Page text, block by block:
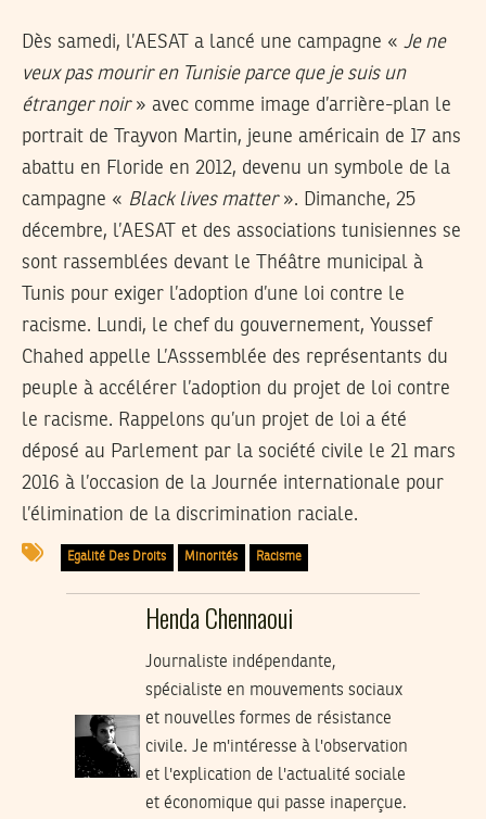
Dès samedi, l’AESAT a lancé une campagne « Je ne
veux pas mourir en Tunisie parce que je suis un
étranger noir» avec comme image d’arrière-plan le
portrait de Trayvon Martin, jeune américain de 17 ans
abattu en Floride en 2012, devenu un symbole de la
campagne « Black lives matter». Dimanche, 25
décembre, l’AESAT et des associations tunisiennes se
sont rassemblées devant le Théâtre municipal à
Tunis pour exiger l’adoption d’une loi contre le
racisme. Lundi, le chef du gouvernement, Youssef
Chahed appelle L’Asssemblée des représentants du
peuple à accélérer l’adoption du projet de loi contre
le racisme. Rappelons qu’un projet de loi a été
déposé au Parlement par la société civile le 21 mars
2016 à l’occasion de la Journée internationale pour
l’élimination de la discrimination raciale.
Egalité Des Droits Minorités Racisme
Henda Chennaoui
Journaliste indépendante,
spécialiste en mouvements sociaux
et nouvelles formes de résistance
civile. Je m'intéresse à l'observation
et l'explication de l'actualité sociale
et économique qui passe inaperçue.